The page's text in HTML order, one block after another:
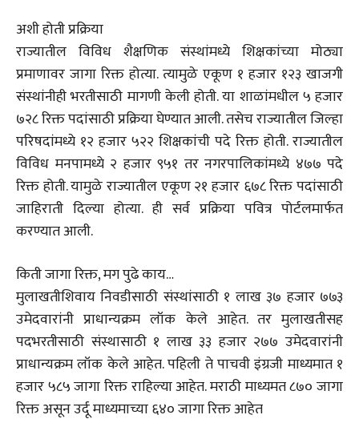
अशी होती प्रक्रिया
राज्यातील विविध शैक्षणिक संस्थांमध्ये शिक्षकांच्या मोठ्या
प्रमाणावर जागा रिक्त होत्या. त्यामुळे एकूण १ हजार १२३ खाजगी
संस्थांनीही भरतीसाठी मागणी केली होती. या शाळांमधील ५ हजार
७२८ रिक्त पदांसाठी प्रक्रिया घेण्यात आली. तसेच राज्यातील जिल्हा
परिषदांमध्ये १२ हजार ५२२ शिक्षकांची पदे रिक्त होती. राज्यातील
विविध मनपामध्ये २ हजार ९५१ तर नगरपालिकांमध्ये ४७७ पदे
रिक्त होती. यामुळे राज्यातील एकूण २१ हजार ६७८ रिक्त पदांसाठी
जाहिराती दिल्या होत्या. ही सर्व प्रक्रिया पवित्र पोर्टलमार्फत
करण्यात आली.
किती जागा रिक्त, मग पुढे काय…
मुलाखतीशिवाय निवडीसाठी संस्थांसाठी १ लाख ३७ हजार ७७३
उमेदवारांनी प्राधान्यक्रम लॉक केले आहेत. तर मुलाखतीसह
पदभरतीसाठी संस्थासाठी १ लाख ३३ हजार २७७ उमेदवारांनी
प्राधान्यक्रम लॉक केले आहेत. पहिली ते पाचवी इंग्रजी माध्यमात १
हजार ५८५ जागा रिक्त राहिल्या आहेत. मराठी माध्यमत ८७० जागा
रिक्त असून उर्दू माध्यमाच्या ६४० जागा रिक्त आहेत